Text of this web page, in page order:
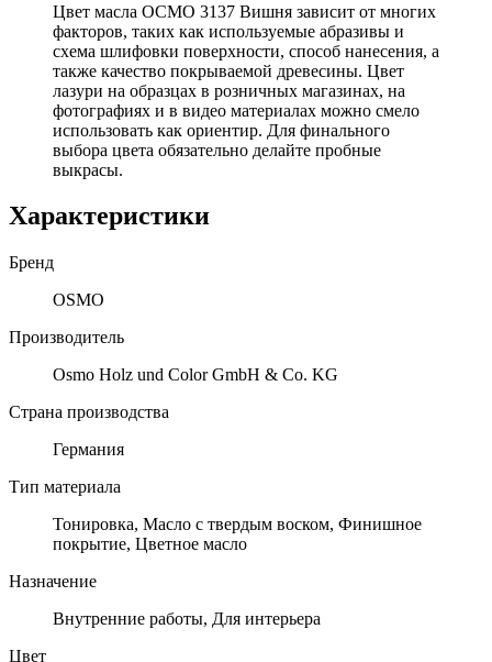
Цвет масла ОСМО 3137 Вишня зависит от многих
факторов, таких как используемые абразивы и
схема шлифовки поверхности, способ нанесения, а
также качество покрываемой древесины. Цвет
лазури на образцах в розничных магазинах, на
фотографиях и в видео материалах можно смело
использовать как ориентир. Для финального
выбора цвета обязательно делайте пробные
выкрасы.
Характеристики
Бренд
OSMO
Производитель
Osmo Holz und Color GmbH & Co. KG
Страна производства
Германия
Тип материала
Тонировка, Масло с твердым воском, Финишное
покрытие, Цветное масло
Назначение
Внутренние работы, Для интерьера
Цвет